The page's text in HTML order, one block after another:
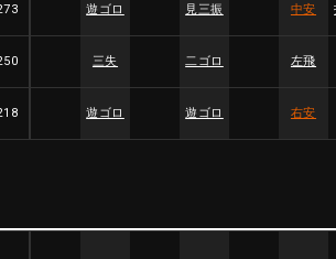
プライバシーポリシー
で開く） よくある質問
アルバイト募集（別ウィンドウで開く
・チーム・プレー内容…）
遊ゴロ 見三振 中安
三失 二ゴロ 左飛
遊ゴロ 遊ゴロ 右安